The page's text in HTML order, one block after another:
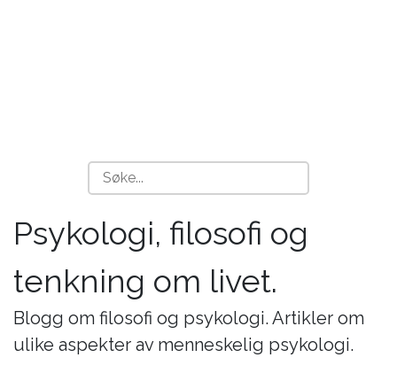
Psykologi, filosofi og
tenkning om livet.
Blogg om filosofi og psykologi. Artikler om
ulike aspekter av menneskelig psykologi.